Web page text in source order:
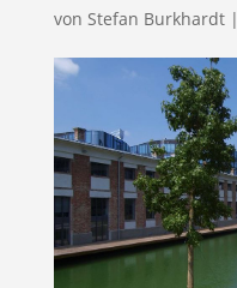
von Stefan Burkhardt|